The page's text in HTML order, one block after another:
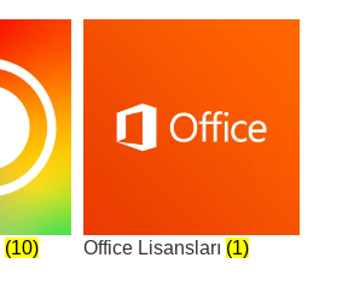
(10) Office Lisansları (1)